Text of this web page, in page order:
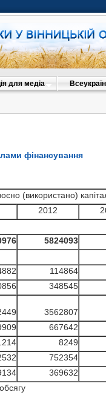
для медіа
фінансування
(використано)
2012
5824093
114864
348545
3562807
667642
8249
752354
369632